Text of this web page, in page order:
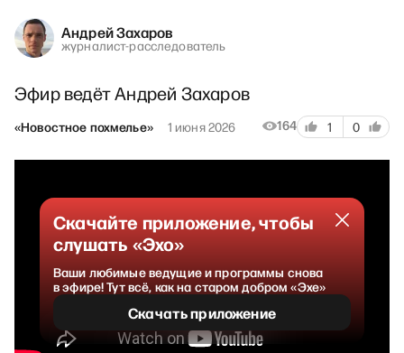
Андрей Захаров
журналист-расследователь
Эфир ведёт Андрей Захаров
«Новостное похмелье» 1 июня 2026 164 1 0
Скачайте приложение, чтобы
слушать «Эхо»
Ваши любимые ведущие и программы снова
в эфире! Тут всё, как на старом добром «Эхе»
Скачать приложение